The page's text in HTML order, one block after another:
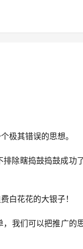
极其错误的思想。
除瞎捣鼓捣鼓成功
白花花的大银子！
，我们可以把推广